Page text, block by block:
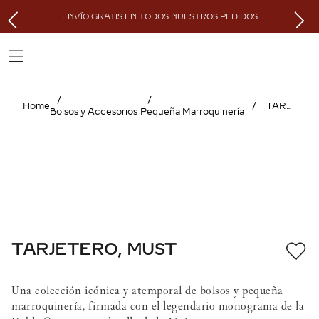
ENVÍO GRATIS EN TODOS NUESTROS PEDIDOS
Bolsos y Accesorios Pequeña Marroquinería
TARJETERO, MUST
TARJETERO, MUST
Una colección icónica y atemporal de bolsos y pequeña
marroquinería, firmada con el legendario monograma de la